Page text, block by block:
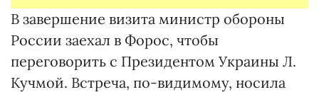
В завершение визита министр обороны
России заехал в Форос, чтобы
переговорить с Президентом Украины Л.
Кучмой. Встреча, по-видимому, носила